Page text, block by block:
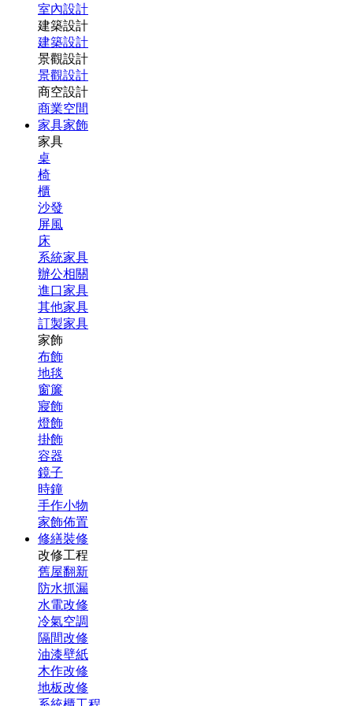
室內設計
建築設計
建築設計
景觀設計
景觀設計
商空設計
商業空間
家具家飾
家具
桌
椅
櫃
沙發
屏風
床
系統家具
辦公相關
進口家具
其他家具
訂製家具
家飾
布飾
地毯
窗簾
寢飾
燈飾
掛飾
容器
鏡子
時鐘
手作小物
家飾佈置
修繕裝修
改修工程
舊屋翻新
防水抓漏
水電改修
冷氣空調
隔間改修
油漆壁紙
木作改修
地板改修